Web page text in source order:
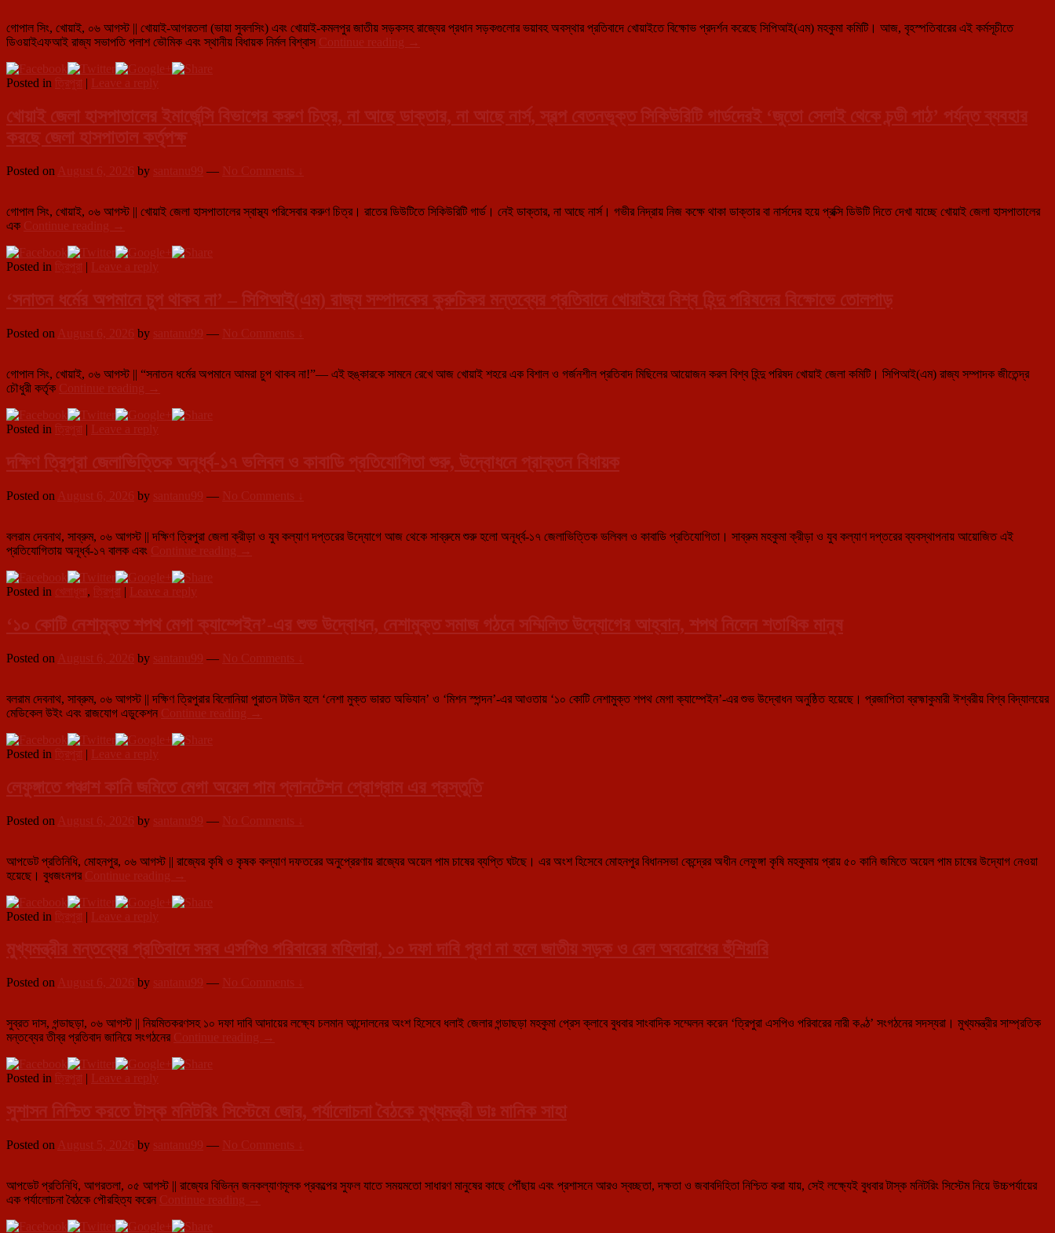
শিশুদের
পুষ্টিকর
আহার,
সরকারি
অনুদান
থাকা
অর্থ
না
মেলায়
কেন্দ্রের
খাদ্যসামগ্রীর
মান
নিয়েও
উঠল
প্রশ্ন
গোপাল সিং, খোয়াই, ০৬ আগস্ট || খোয়াই-আগরতলা (ভায়া সুবলসিং) এবং খোয়াই-কমলপুর জাতীয় সড়কসহ রাজ্যের প্রধান সড়কগুলোর ভয়াবহ অবস্থার প্রতিবাদে খোয়াইতে বিক্ষোভ প্রদর্শন করেছে সিপিআই(এম) মহকুমা কমিটি। আজ, বৃহস্পতিবারের এই কর্মসূচীতে
ডিওয়াইএফআই রাজ্য সভাপতি পলাশ ভৌমিক এবং স্থানীয় বিধায়ক নির্মল বিশ্বাস Continue reading জাতীয়
দুর্নীতির
অভিযোগে
দপ্তরে
→
Posted in ত্রিপুরা Leave a reply
খোয়াই জেলা হাসপাতালের ইমার্জেন্সি বিভাগের করুণ চিত্র, না আছে ডাক্তার, না আছে নার্স, স্বল্প বেতনভূক্ত সিকিউরিটি গার্ডদেরই ‘জুতো সেলাই থেকে চন্ডী পাঠ’ পর্যন্ত ব্যবহার
করছে জেলা হাসপাতাল কর্তৃপক্ষ
Posted on August 6, 2026 by santanu99 — No Comments ↓
গোপাল সিং, খোয়াই, ০৬ আগস্ট || খোয়াই জেলা হাসপাতালের স্বাস্থ্য পরিসেবার করুণ চিত্র। রাতের ডিউটিতে সিকিউরিটি গার্ড। নেই ডাক্তার, না আছে নার্স। গভীর নিদ্রায় নিজ কক্ষে থাকা ডাক্তার বা নার্সদের হয়ে প্রক্সি ডিউটি দিতে দেখা যাচ্ছে খোয়াই জেলা হাসপাতালের
এক Continue reading খোয়াই
হাসপাতালের
ইমার্জেন্সি
করুণ
চিত্র,
আছে
আছে
নার্স,
স্বল্প
বেতনভূক্ত
সিকিউরিটি
গার্ডদেরই
‘জুতো
থেকে
পর্যন্ত
ব্যবহার
জেলা
হাসপাতাল
→
Posted in ত্রিপুরা | Leave a reply
‘সনাতন ধর্মের অপমানে চুপ থাকব না’ – সিপিআই(এম) রাজ্য সম্পাদকের কুরুচিকর মন্তব্যের প্রতিবাদে খোয়াইয়ে বিশ্ব হিন্দু পরিষদের বিক্ষোভে তোলপাড়
Posted on August 6, 2026 by santanu99 — No Comments ↓
গোপাল সিং, খোয়াই, ০৬ আগস্ট || “সনাতন ধর্মের অপমানে আমরা চুপ থাকব না!”— এই হুঙ্কারকে সামনে রেখে আজ খোয়াই শহরে এক বিশাল ও গর্জনশীল প্রতিবাদ মিছিলের আয়োজন করল বিশ্ব হিন্দু পরিষদ খোয়াই জেলা কমিটি। সিপিআই(এম) রাজ্য সম্পাদক জীতেন্দ্র
চৌধুরী কর্তৃক Continue reading ‘সনাতন
অপমানে
চুপ
না’
–
রাজ্য
কুরুচিকর
মন্তব্যের
প্রতিবাদে
খোয়াইয়ে
বিশ্ব
হিন্দু
বিক্ষোভে
→
Posted in ত্রিপুরা | Leave a reply
দক্ষিণ ত্রিপুরা জেলাভিত্তিক অনূর্ধ্ব-১৭ ভলিবল ও কাবাডি প্রতিযোগিতা শুরু, উদ্বোধনে প্রাক্তন বিধায়ক
Posted on August 6, 2026 by santanu99 — No Comments ↓
বলরাম দেবনাথ, সাব্রুম, ০৬ আগস্ট || দক্ষিণ ত্রিপুরা জেলা ক্রীড়া ও যুব কল্যাণ দপ্তরের উদ্যোগে আজ থেকে সাব্রুমে শুরু হলো অনূর্ধ্ব-১৭ জেলাভিত্তিক ভলিবল ও কাবাডি প্রতিযোগিতা। সাব্রুম মহকুমা ক্রীড়া ও যুব কল্যাণ দপ্তরের ব্যবস্থাপনায় আয়োজিত এই
প্রতিযোগিতায় অনূর্ধ্ব-১৭ বালক এবং Continue reading দক্ষিণ
ও
কাবাডি
শুরু,
বিধায়ক
→
Posted in খেলাধূলা, ত্রিপুরা | Leave a reply
‘১০ কোটি নেশামুক্ত শপথ মেগা ক্যাম্পেইন’-এর শুভ উদ্বোধন, নেশামুক্ত সমাজ গঠনে সম্মিলিত উদ্যোগের আহ্বান, শপথ নিলেন শতাধিক মানুষ
Posted on August 6, 2026 by santanu99 — No Comments ↓
বলরাম দেবনাথ, সাব্রুম, ০৬ আগস্ট || দক্ষিণ ত্রিপুরার বিলোনিয়া পুরাতন টাউন হলে ‘নেশা মুক্ত ভারত অভিযান’ ও ‘মিশন স্পন্দন’-এর আওতায় ‘১০ কোটি নেশামুক্ত শপথ মেগা ক্যাম্পেইন’-এর শুভ উদ্বোধন অনুষ্ঠিত হয়েছে। প্রজাপিতা ব্রহ্মাকুমারী ঈশ্বরীয় বিশ্ব বিদ্যালয়ের
মেডিকেল উইং এবং রাজযোগ এডুকেশন Continue reading ‘১০
ক্যাম্পেইন’-
এর
উদ্বোধন,
গঠনে
নিলেন
শতাধিক
→
Posted in ত্রিপুরা | Leave a reply
লেফুঙ্গাতে পঞ্চাশ কানি জমিতে মেগা অয়েল পাম প্লানটেশন প্রোগ্রাম এর প্রস্তুতি
Posted on August 6, 2026 by santanu99 — No Comments ↓
আপডেট প্রতিনিধি, মোহনপুর, ০৬ আগস্ট || রাজ্যের কৃষি ও কৃষক কল্যাণ দফতরের অনুপ্রেরণায় রাজ্যের অয়েল পাম চাষের ব্যপ্তি ঘটছে। এর অংশ হিসেবে মোহনপুর বিধানসভা কেন্দ্রের অধীন লেফুঙ্গা কৃষি মহকুমায় প্রায় ৫০ কানি জমিতে অয়েল পাম চাষের উদ্যোগ নেওয়া
হয়েছে। বুধজংনগর Continue reading লেফুঙ্গাতে
কানি
অয়েল
পাম
প্রোগ্রাম
প্রস্তুতি
→
Posted in ত্রিপুরা | Leave a reply
মুখ্যমন্ত্রীর মন্তব্যের প্রতিবাদে সরব এসপিও পরিবারের মহিলারা, ১০ দফা দাবি পূরণ না হলে জাতীয় সড়ক ও রেল অবরোধের হুঁশিয়ারি
Posted on August 6, 2026 by santanu99 — No Comments ↓
সুব্রত দাস, গন্ডাছড়া, ০৬ আগস্ট || নিয়মিতকরণসহ ১০ দফা দাবি আদায়ের লক্ষ্যে চলমান আন্দোলনের অংশ হিসেবে ধলাই জেলার গন্ডাছড়া মহকুমা প্রেস ক্লাবে বুধবার সাংবাদিক সম্মেলন করেন ‘ত্রিপুরা এসপিও পরিবারের নারী কণ্ঠ’ সংগঠনের সদস্যরা। মুখ্যমন্ত্রীর সাম্প্রতিক
মন্তব্যের তীব্র প্রতিবাদ জানিয়ে সংগঠনের Continue reading মুখ্যমন্ত্রীর
পরিবারের
মহিলারা,
দফা
না
→
Posted in ত্রিপুরা | Leave a reply
সুশাসন নিশ্চিত করতে টাস্ক মনিটরিং সিস্টেমে জোর, পর্যালোচনা বৈঠকে মুখ্যমন্ত্রী ডাঃ মানিক সাহা
Posted on August 5, 2026 by santanu99 — No Comments ↓
আপডেট প্রতিনিধি, আগরতলা, ০৫ আগস্ট || রাজ্যের বিভিন্ন জনকল্যাণমূলক প্রকল্পের সুফল যাতে সময়মতো সাধারণ মানুষের কাছে পৌঁছায় এবং প্রশাসনে আরও স্বচ্ছতা, দক্ষতা ও জবাবদিহিতা নিশ্চিত করা যায়, সেই লক্ষ্যেই বুধবার টাস্ক মনিটরিং সিস্টেম নিয়ে উচ্চপর্যায়ের
এক পর্যালোচনা বৈঠকে পৌরহিত্য করেন Continue reading সুশাসন
→